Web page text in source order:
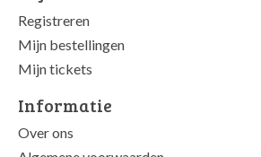
Registreren
Mijn bestellingen
Mijn tickets
Informatie
Over ons